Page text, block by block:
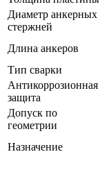
Диаметр анкерных
стержней
Длина анкеров
Тип сварки
Антикоррозионная
защита
Допуск по
геометрии
Назначение